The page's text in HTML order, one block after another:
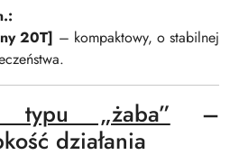
20T] – kompaktowy, o stabilnej
typu „żaba” –
działania